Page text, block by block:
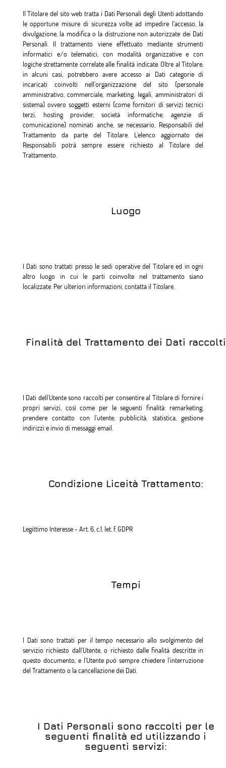
Il Titolare del sito web tratta i Dati Personali degli Utenti adottando
le opportune misure di sicurezza volte ad impedire l’accesso, la
divulgazione, la modifica o la distruzione non autorizzate dei Dati
Personali. Il trattamento viene effettuato mediante strumenti
informatici e/o telematici, con modalità organizzative e con
logiche strettamente correlate alle finalità indicate. Oltre al Titolare,
in alcuni casi, potrebbero avere accesso ai Dati categorie di
incaricati coinvolti nell’organizzazione del sito (personale
amministrativo, commerciale, marketing, legali, amministratori di
sistema) ovvero soggetti esterni (come fornitori di servizi tecnici
terzi, hosting provider, società informatiche, agenzie di
comunicazione) nominati anche, se necessario, Responsabili del
Trattamento da parte del Titolare. L’elenco aggiornato dei
Responsabili potrà sempre essere richiesto al Titolare del
Trattamento.
Luogo
I Dati sono trattati presso le sedi operative del Titolare ed in ogni
altro luogo in cui le parti coinvolte nel trattamento siano
localizzate. Per ulteriori informazioni, contatta il Titolare.
Finalità del Trattamento dei Dati raccolti
I Dati dell’Utente sono raccolti per consentire al Titolare di fornire i
propri servizi, così come per le seguenti finalità: remarketing,
prendere contatto con l’utente, pubblicità, statistica, gestione
indirizzi e invio di messaggi email.
Condizione Liceità Trattamento:
Legittimo Interesse - Art. 6, c.1, let. f. GDPR
Tempi
I Dati sono trattati per il tempo necessario allo svolgimento del
servizio richiesto dall’Utente, o richiesto dalle finalità descritte in
questo documento, e l’Utente può sempre chiedere l’interruzione
del Trattamento o la cancellazione dei Dati.
I Dati Personali sono raccolti per le
seguenti finalità ed utilizzando i
seguenti servizi: